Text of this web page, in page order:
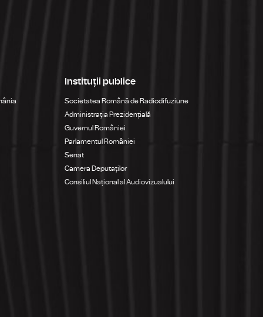
Instituții publice
Societatea Română de Radiodifuziune
Administrația Prezidențială
Guvernul României
Parlamentul României
Senat
Camera Deputaților
Consiliul Național al Audiovizualului